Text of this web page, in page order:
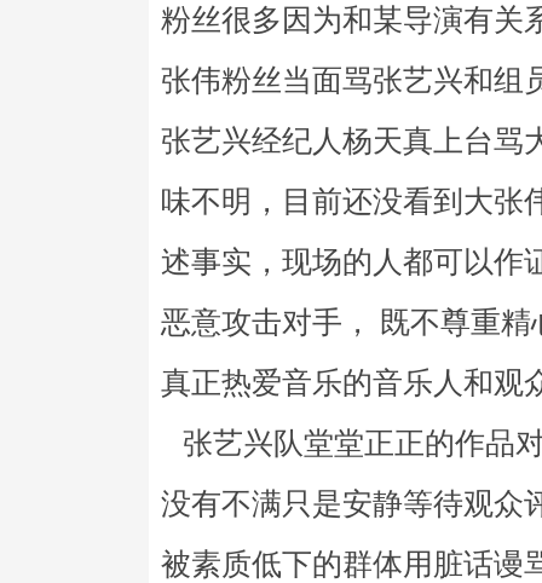
粉丝很多因为和某导演有关
张伟粉丝当面骂张艺兴和组
张艺兴经纪人杨天真上台骂
味不明，目前还没看到大
述事实，现场的人都可以作
恶意攻击对手， 既不尊重
真正热爱音乐的音乐人和观
张艺兴队堂堂正正的作品
没有不满只是安静等待观众
被素质低下的群体用脏话谩